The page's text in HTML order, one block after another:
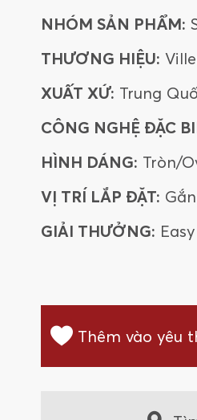
NHÓM SẢN PHẨM:
THƯƠNG HIỆU:
XUẤT XỨ: Trung
CÔNG NGHỆ ĐẶC
HÌNH DÁNG: Tròn/
VỊ TRÍ LẮP ĐẶT:
GIẢI THƯỞNG:
Thêm vào yêu